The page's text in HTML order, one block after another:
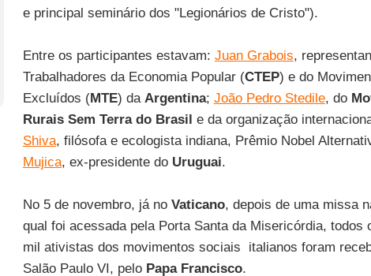
e principal seminário dos "Legionários de Cristo").
Entre os participantes estavam: Juan Grabois,
Trabalhadores da Economia Popular (CTEP) e do
Excluídos (MTE) da Argentina; João Pedro Stedile, do
Rurais Sem Terra do Brasil e da organização
Shiva, filósofa e ecologista indiana, Prêmio Nobel
Mujica, ex-presidente do Uruguai.
No 5 de novembro, já no Vaticano, depois de uma missa
qual foi acessada pela Porta Santa da Misericórdia, todos
mil ativistas dos movimentos sociais italianos foram
Salão Paulo VI, pelo Papa Francisco.